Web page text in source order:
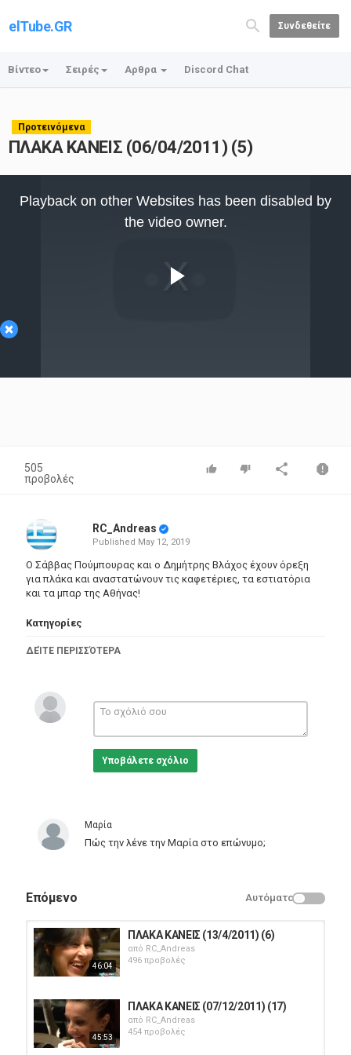
elTube.GR Συνδεθείτε
Βίντεο Σειρές Αρθρα Discord Chat
Προτεινόμενα
ΠΛΑΚΑ ΚΑΝΕΙΣ (06/04/2011) (5)
×
Video
Playback on other Websites has been disabled by
the video owner.
505
προβολές
RC_Andreas
Published May 12, 2019
Ο Σάββας Πούμπουρας και ο Δημήτρης Βλάχος έχουν όρεξη
για πλάκα και αναστατώνουν τις καφετέριες, τα εστιατόρια
και τα μπαρ της Αθήνας!
Κατηγορίες
ΔΕΊΤΕ ΠΕΡΙΣΣΌΤΕΡΑ
Υποβάλετε σχόλιο
Μαρία
Πώς την λένε την Μαρία στο επώνυμο;
Επόμενο Αυτόματο
46:04
ΠΛΑΚΑ ΚΑΝΕΙΣ (13/4/2011) (6)
από RC_Andreas
496 προβολές
45:53
ΠΛΑΚΑ ΚΑΝΕΙΣ (07/12/2011) (17)
από RC_Andreas
454 προβολές